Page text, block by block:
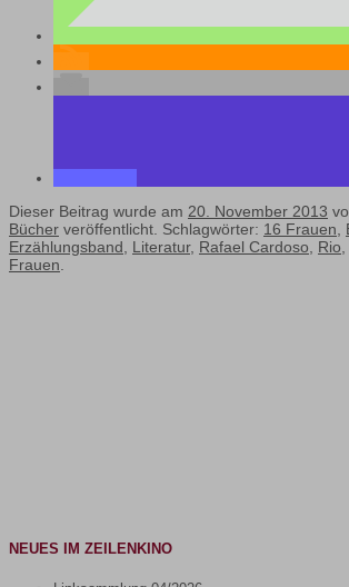
Dieser Beitrag wurde am 20. November 2013
Bücher veröffentlicht. Schlagwörter: 16 Frauen,
Erzählungsband, Literatur, Rafael Cardoso, Rio,
Frauen.
NEUES IM ZEILENKINO